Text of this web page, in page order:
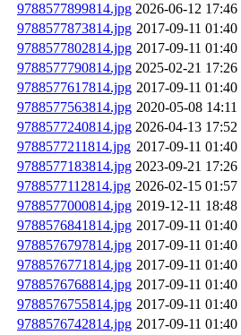
9788577899814.jpg 2026-06-12 17:46
9788577873814.jpg 2017-09-11 01:40
9788577802814.jpg 2017-09-11 01:40
9788577790814.jpg 2025-02-21 17:26
9788577617814.jpg 2017-09-11 01:40
9788577563814.jpg 2020-05-08 14:11
9788577240814.jpg 2026-04-13 17:52
9788577211814.jpg 2017-09-11 01:40
9788577183814.jpg 2023-09-21 17:26
9788577112814.jpg 2026-02-15 01:57
9788577000814.jpg 2019-12-11 18:48
9788576841814.jpg 2017-09-11 01:40
9788576797814.jpg 2017-09-11 01:40
9788576771814.jpg 2017-09-11 01:40
9788576768814.jpg 2017-09-11 01:40
9788576755814.jpg 2017-09-11 01:40
9788576742814.jpg 2017-09-11 01:40